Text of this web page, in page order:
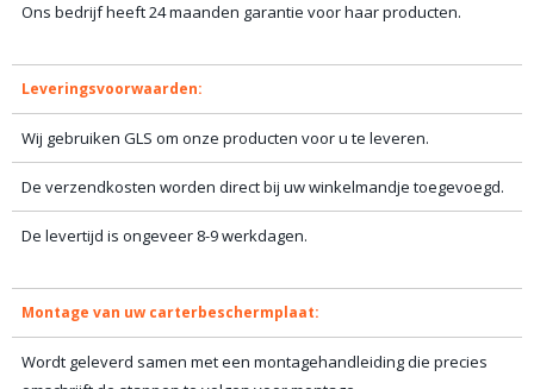
Ons bedrijf heeft 24 maanden garantie voor haar producten.
Leveringsvoorwaarden:
Wij gebruiken GLS om onze producten voor u te leveren.
De verzendkosten worden direct bij uw winkelmandje toegevoegd.
De levertijd is ongeveer 8-9 werkdagen.
Montage van uw carterbeschermplaat:
Wordt geleverd samen met een montagehandleiding die precies